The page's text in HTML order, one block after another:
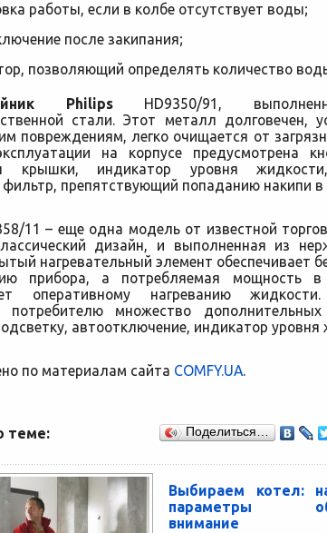
работы, если в колбе отсутствует воды;
после закипания;
позволяющий определять количество
PhilipsHD9350/91,
стали. Этот металл долговечен,
повреждениям, легко очищается от
на корпусе предусмотрена
крышки, индикатор уровня
фильтр, препятствующий попаданию накипи в
11 – еще одна модель от известной
дизайн, и выполненная из
нагревательный элемент обеспечивает
прибора, а потребляемая мощность
оперативному нагреванию
потребителю множество
автоотключение, индикатор уровня
по материалам сайта COMFY.UA.
теме: Поделиться…
Выбираем котел:
параметры
внимание